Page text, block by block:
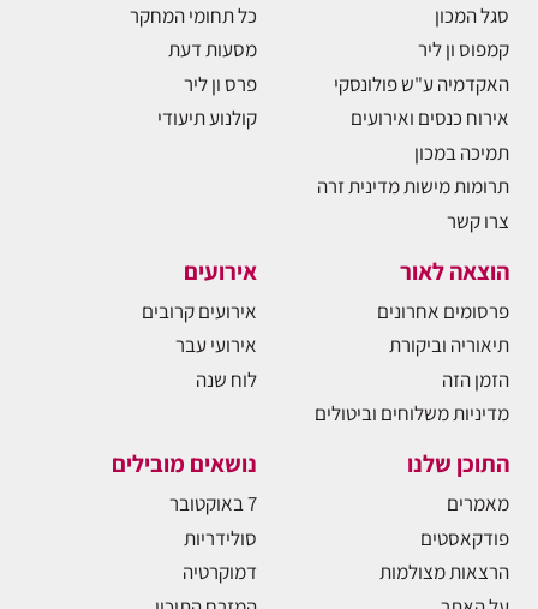
סגל המכון
קמפוס ון ליר
האקדמיה ע"ש פולונסקי
אירוח כנסים ואירועים
תמיכה במכון
תרומות מישות מדינית זרה
צרו קשר
כל תחומי המחקר
מסעות דעת
פרס ון ליר
קולנוע תיעודי
הוצאה לאור
פרסומים אחרונים
תיאוריה וביקורת
הזמן הזה
מדיניות משלוחים וביטולים
אירועים
אירועים קרובים
אירועי עבר
לוח שנה
התוכן שלנו
מאמרים
פודקאסטים
הרצאות מצולמות
נושאים מובילים
7 באוקטובר
סולידריות
דמוקרטיה